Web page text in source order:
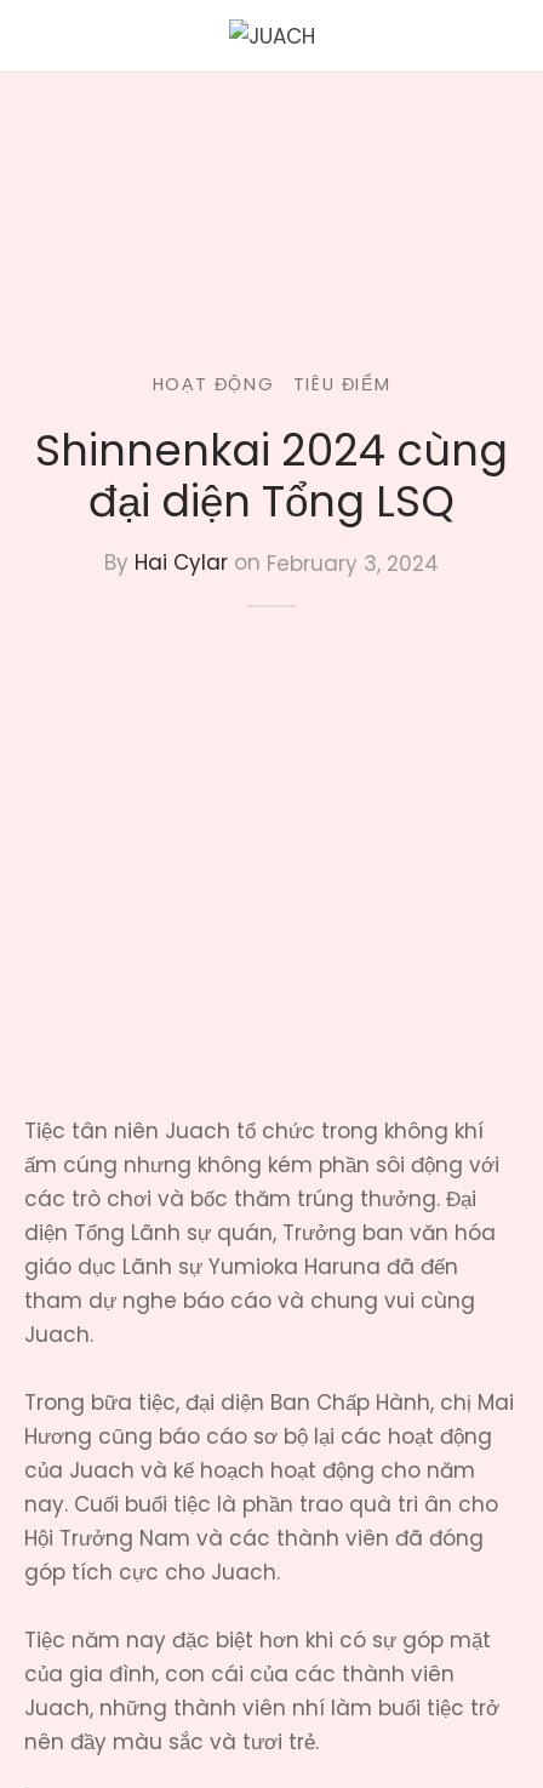
HOẠT ĐỘNG TIÊU ĐIỂM
Shinnenkai 2024 cùng
đại diện Tổng LSQ
By Hai Cylar on February 3, 2024
Tiệc tân niên Juach tổ chức trong không khí
ấm cúng nhưng không kém phần sôi động với
các trò chơi và bốc thăm trúng thưởng. Đại
diện Tổng Lãnh sự quán, Trưởng ban văn hóa
giáo dục Lãnh sự Yumioka Haruna đã đến
tham dự nghe báo cáo và chung vui cùng
Juach.
Trong bữa tiệc, đại diện Ban Chấp Hành, chị Mai
Hương cũng báo cáo sơ bộ lại các hoạt động
của Juach và kế hoạch hoạt động cho năm
nay. Cuối buổi tiệc là phần trao quà tri ân cho
Hội Trưởng Nam và các thành viên đã đóng
góp tích cực cho Juach.
Tiệc năm nay đặc biệt hơn khi có sự góp mặt
của gia đình, con cái của các thành viên
Juach, những thành viên nhí làm buổi tiệc trở
nên đầy màu sắc và tươi trẻ.